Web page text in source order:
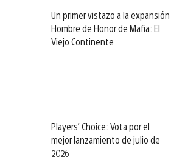
Un primer vistazo a la expansión
Hombre de Honor de Mafia: El
Viejo Continente
Players’ Choice: Vota por el
mejor lanzamiento de julio de
2026